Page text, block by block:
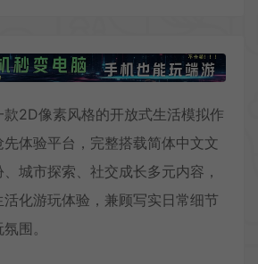
2D像素风格的开放式生活模拟作
体验平台，完整搭载简体中文文
城市探索、社交成长多元内容，
化游玩体验，兼顾写实日常细节
围。